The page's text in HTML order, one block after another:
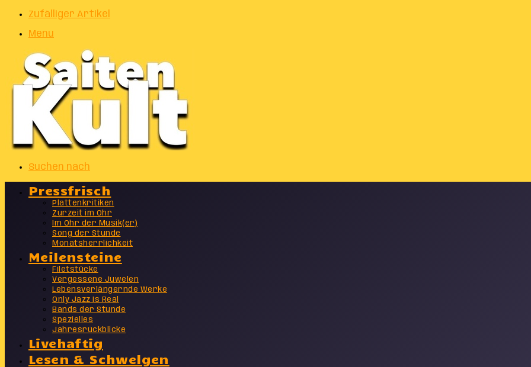
Zufälliger Artikel
Menu
Suchen nach
Pressfrisch
Plattenkritiken
Zurzeit im Ohr
Im Ohr der Musik(er)
Song der Stunde
Monatsherrlichkeit
Meilensteine
Filetstücke
Vergessene Juwelen
Lebensverlängernde Werke
Only Jazz Is Real
Bands der Stunde
Spezielles
Jahresrückblicke
Livehaftig
Lesen & Schwelgen